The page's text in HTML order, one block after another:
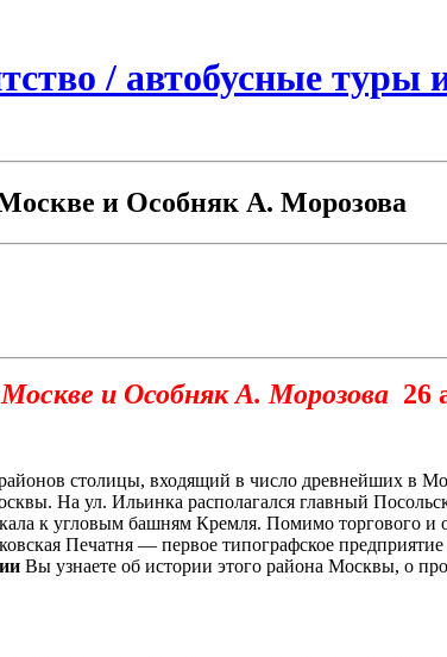
/ автобусные туры
и Особняк А. Морозова
и Особняк А. Морозова 26
столицы, входящий в число древнейших в
На ул. Ильинка располагался главный
к угловым башням Кремля. Помимо торгового и
Печатня — первое типографское
Вы узнаете об истории этого района Москвы, о